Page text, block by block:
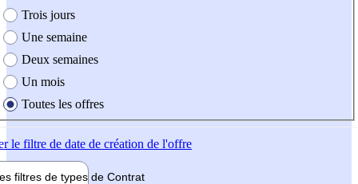
Trois jours
Une semaine
Deux semaines
Un mois
Toutes les offres
le filtre de date de création de l'offre
filtres de types de Contrat